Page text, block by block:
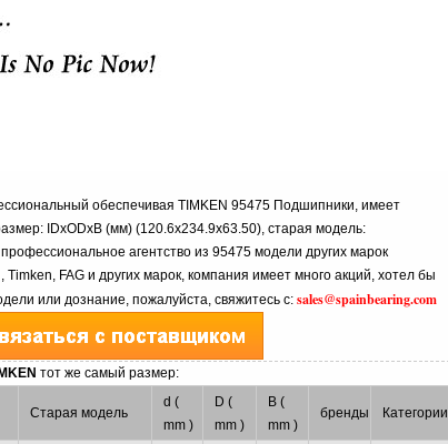
обеспечивая TIMKEN 95475 Подшипники, имеет
IDxODxB (мм) (120.6x234.9x63.50), старая модель:
агентство из 95475 модели других марок
Timken, FAG и других марок, компания имеет много акций, хотел бы
или дознание, пожалуйста, свяжитесь с:sales@spainbearing.com
тот же самый размер:
Старая модель
d (
mm )
D (
mm )
B (
mm )
бренды Категории